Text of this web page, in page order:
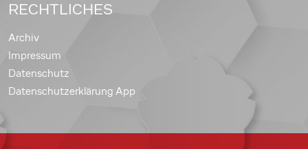
RECHTLICHES
Archiv
Impressum
Datenschutz
Datenschutzerklärung App